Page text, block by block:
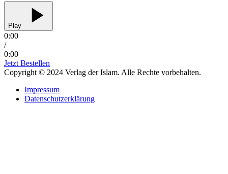
Play
0:00
/
0:00
Jetzt Bestellen
Copyright © 2024 Verlag der Islam. Alle Rechte vorbehalten.
Impressum
Datenschutzerklärung